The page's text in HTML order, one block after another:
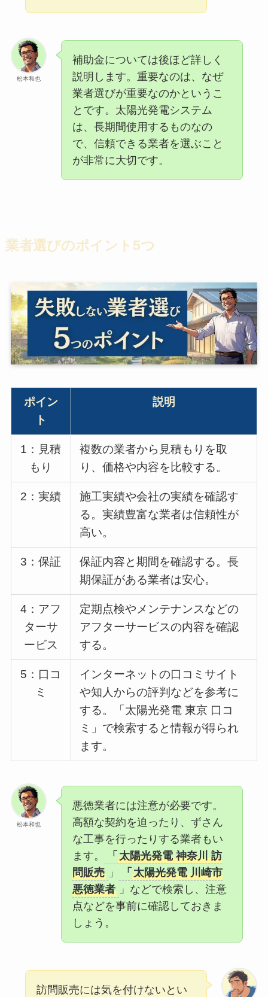
松本和也
補助金については後ほど詳しく
説明します。重要なのは、なぜ
業者選びが重要なのかというこ
とです。太陽光発電システム
は、長期間使用するものなの
で、信頼できる業者を選ぶこと
が非常に大切です。
業者選びのポイント5つ
ポイン
ト
説明
1：見積
もり
複数の業者から見積もりを取
り、価格や内容を比較する。
2：実績
施工実績や会社の実績を確認す
る。実績豊富な業者は信頼性が
高い。
3：保証
保証内容と期間を確認する。長
期保証がある業者は安心。
4：アフ
ターサ
ービス
定期点検やメンテナンスなどの
アフターサービスの内容を確認
する。
5：口コ
ミ
インターネットの口コミサイト
や知人からの評判などを参考に
する。「太陽光発電 東京 口コ
ミ」で検索すると情報が得られ
ます。
松本和也
悪徳業者には注意が必要です。
高額な契約を迫ったり、ずさん
な工事を行ったりする業者もい
ます。
「 太陽光発電 神奈川 訪
問販売
」 「 太陽光発電 川崎市
悪徳業者
」などで検索し、注意
点などを事前に確認しておきま
しょう。
訪問販売には気を付けないとい